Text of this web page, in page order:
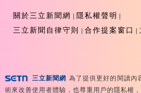
關於三立新聞網
隱私權聲明
三立新聞自律守則
合作提案窗口
Copyright ©2026 Sanlih E-
三立新聞網 為了提供更好的閱讀內
術來改善使用者體驗，也尊重用戶的隱私權，